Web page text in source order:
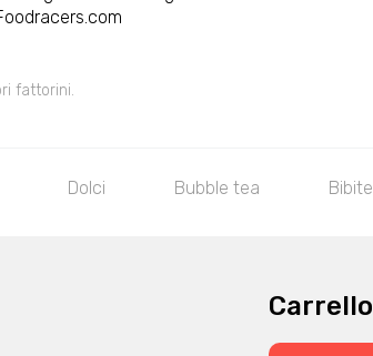
fattorini.
Dolci Bubble tea Bibite
Carrello